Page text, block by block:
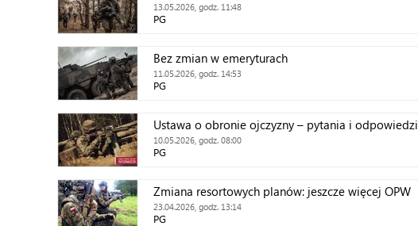
13.05.2026, godz. 11:48
PG
Bez zmian w emeryturach
11.05.2026, godz. 14:53
PG
Ustawa o obronie ojczyzny – pytania i odpowiedzi
10.05.2026, godz. 08:00
PG
Zmiana resortowych planów: jeszcze więcej OPW
23.04.2026, godz. 13:14
PG